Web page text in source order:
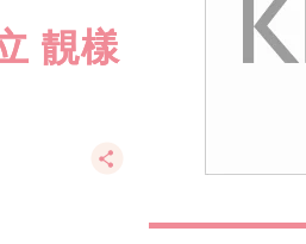
靚樣